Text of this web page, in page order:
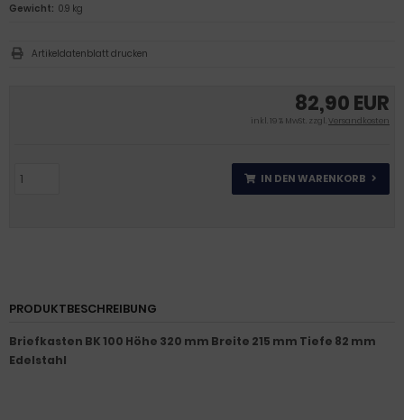
82,90 EUR
inkl. 19 % MwSt. zzgl.Versandkosten
IN DEN WARENKORB
Gewicht: 0.9 kg
Artikeldatenblatt drucken
PRODUKTBESCHREIBUNG
Briefkasten BK 100 Höhe 320 mm Breite 215 mm Tiefe 82 mm
Edelstahl